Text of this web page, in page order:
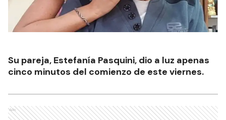
Su pareja, Estefanía Pasquini, dio a luz apenas
cinco minutos del comienzo de este viernes.
Ads